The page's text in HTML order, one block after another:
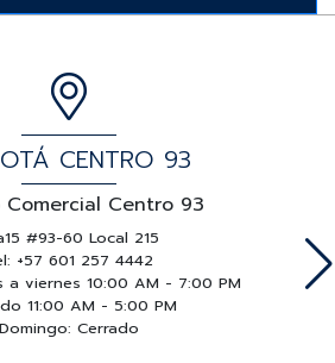
CENTRO 93
Centro 93
#93-60 Local 215
+57 601 257 4442
a viernes 10:00 AM - 7:00 PM
11:00 AM - 5:00 PM
Domingo: Cerrado